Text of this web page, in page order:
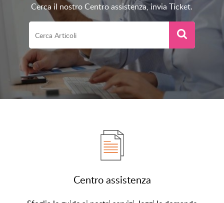
Cerca il nostro Centro assistenza, invia Ticket.
Centro assistenza